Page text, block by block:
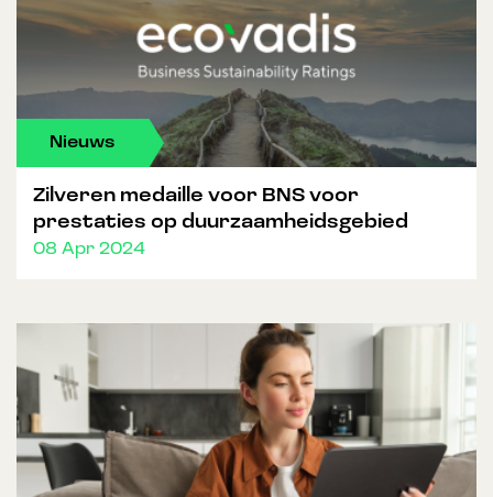
Nieuws
Zilveren medaille voor BNS voor
prestaties op duurzaamheidsgebied
08 Apr 2024